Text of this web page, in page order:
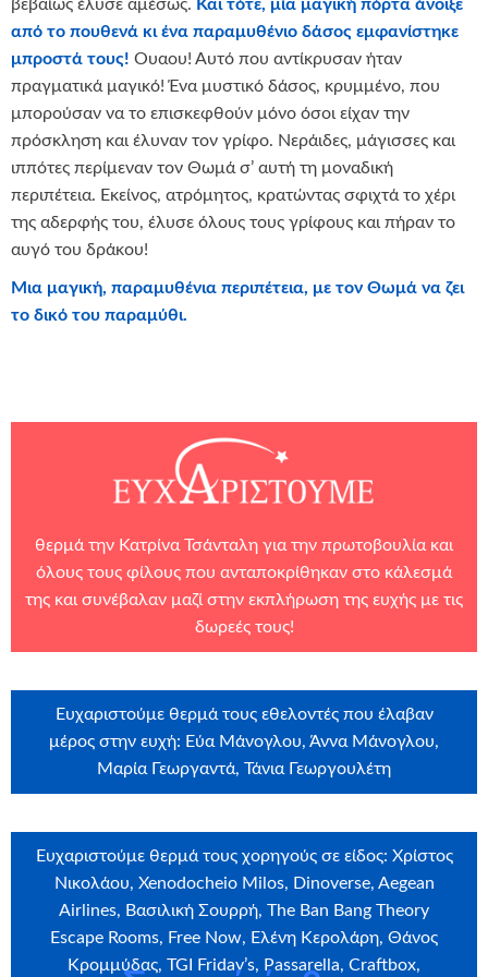
βεβαίως έλυσε αμέσως. Και τότε, μία μαγική πόρτα άνοιξε
από το πουθενά κι ένα παραμυθένιο δάσος εμφανίστηκε
μπροστά τους! Ουαου! Αυτό που αντίκρυσαν ήταν
πραγματικά μαγικό! Ένα μυστικό δάσος, κρυμμένο, που
μπορούσαν να το επισκεφθούν μόνο όσοι είχαν την
πρόσκληση και έλυναν τον γρίφο. Νεράιδες, μάγισσες και
ιππότες περίμεναν τον Θωμά σ’ αυτή τη μοναδική
περιπέτεια. Εκείνος, ατρόμητος, κρατώντας σφιχτά το χέρι
της αδερφής του, έλυσε όλους τους γρίφους και πήραν το
αυγό του δράκου!
Μια μαγική, παραμυθένια περιπέτεια, με τον Θωμά να ζει
το δικό του παραμύθι.
θερμά την Κατρίνα Τσάνταλη για την πρωτοβουλία και
όλους τους φίλους που ανταποκρίθηκαν στο κάλεσμά
της και συνέβαλαν μαζί στην εκπλήρωση της ευχής με τις
δωρεές τους!
Ευχαριστούμε θερμά τους εθελοντές που έλαβαν
μέρος στην ευχή: Εύα Μάνογλου, Άννα Μάνογλου,
Μαρία Γεωργαντά, Τάνια Γεωργουλέτη
Ευχαριστούμε θερμά τους χορηγούς σε είδος: Χρίστος
Νικολάου, Xenodocheio Milos, Dinoverse, Aegean
Airlines, Βασιλική Σουρρή, The Ban Bang Theory
Escape Rooms, Free Now, Ελένη Κερολάρη, Θάνος
Κρομμύδας, TGI Friday’s, Passarella, Craftbox,